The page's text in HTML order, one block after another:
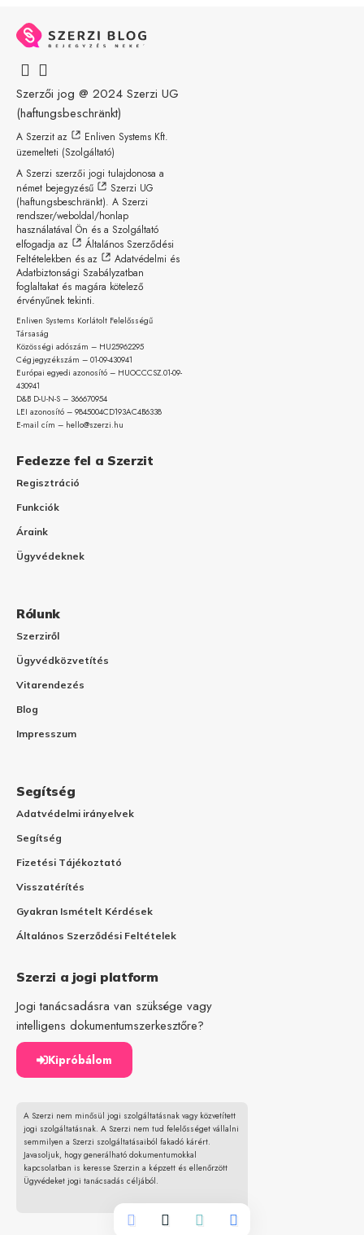
Szerzői jog @ 2024 Szerzi UG
(haftungsbeschränkt)
A Szerzit az
Enliven Systems Kft.
üzemelteti (Szolgáltató)
A Szerzi szerzői jogi tulajdonosa a
német bejegyzésű
Szerzi UG
(haftungsbeschränkt). A Szerzi
rendszer/weboldal/honlap
használatával Ön és a Szolgáltató
elfogadja az
Általános Szerződési
Feltételekben és az
Adatvédelmi és
Adatbiztonsági Szabályzatban
foglaltakat és magára kötelező
érvényűnek tekinti.
Enliven Systems Korlátolt Felelősségű
Társaság
Közösségi adószám – HU25962295
Cégjegyzékszám – 01-09-430941
Európai egyedi azonosító – HUOCCCSZ.01-09-
430941
D&B D-U-N-S – 366670954
LEI azonosító – 9845004CD193AC4B6338
E-mail cím – hello@szerzi.hu
Fedezze fel a Szerzit
Regisztráció
Funkciók
Áraink
Ügyvédeknek
Rólunk
Szerziről
Ügyvédközvetítés
Vitarendezés
Blog
Impresszum
Segítség
Adatvédelmi irányelvek
Segítség
Fizetési Tájékoztató
Visszatérítés
Gyakran Ismételt Kérdések
Általános Szerződési Feltételek
Szerzi a jogi platform
Jogi tanácsadásra van szüksége vagy
intelligens dokumentumszerkesztőre?
Kipróbálom
A Szerzi nem minősül jogi szolgáltatásnak vagy közvetített
jogi szolgáltatásnak. A Szerzi nem tud felelősséget vállalni
semmilyen a Szerzi szolgáltatásaiból fakadó kárért.
Javasoljuk, hogy generálható dokumentumokkal
kapcsolatban is keresse Szerzin a képzett és ellenőrzött
Ügyvédeket jogi tanácsadás céljából.